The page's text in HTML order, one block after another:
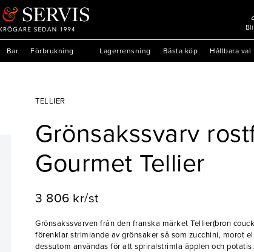
Bar Förbrukning Lagerrensning Bästa köp Hållbara val
TELLIER
Grönsakssvarv
Gourmet Tellier
3 806 kr/st
Grönsakssvarven från den franska märket Tellier(bron
förenklar strimlande av grönsaker så som zucchini, morot
dessutom användas för att spriralstrimla äpplen och